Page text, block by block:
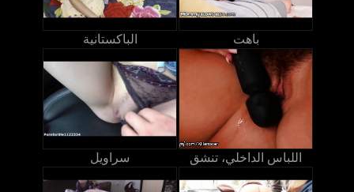
الباكستانية باهت
سراويل اللباس الداخلي، تنشق